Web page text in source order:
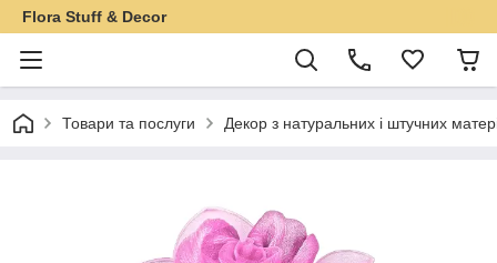
Flora Stuff & Decor
Товари та послуги Декор з натуральних і штучних